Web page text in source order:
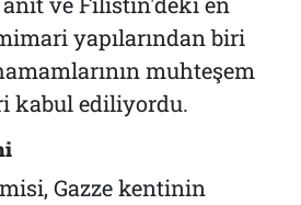
yapılarından biri
muhteşem
kabul ediliyordu.
Gazze kentinin